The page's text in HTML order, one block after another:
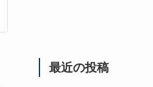
最近の投稿